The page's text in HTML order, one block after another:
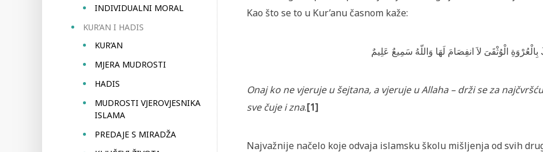
INDIVIDUALNI MORAL
KUR’AN I HADIS
KUR’AN
MJERA MUDROSTI
HADIS
MUDROSTI VJEROVJESNIKA
ISLAMA
PREDAJE S MIRADŽA
Kao što se to u Kur’anu časnom kaže:
الْوُثْقَىَ لاَ انفِصَامَ لَهَا وَاللّهُ سَمِيعٌ عَلِيمٌ
Onaj ko ne vjeruje u šejtana, a vjeruje u Allaha – drži se za
sve čuje i zna.[1]
Najvažnije načelo koje odvaja islamsku školu mišljenja od svih